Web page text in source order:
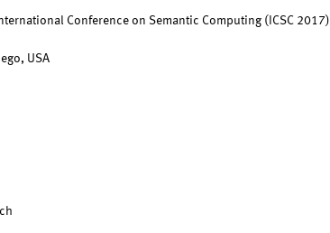
Conference on Semantic Computing (ICSC 2017)
USA